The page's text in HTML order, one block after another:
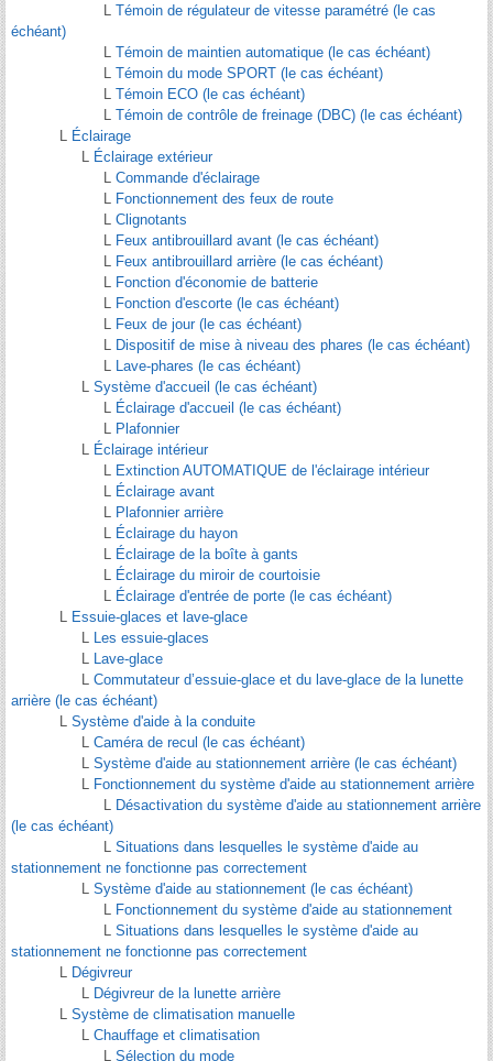
L Témoin de régulateur de vitesse paramétré (le cas
échéant)
L Témoin de maintien automatique (le cas échéant)
L Témoin du mode SPORT (le cas échéant)
L Témoin ECO (le cas échéant)
L Témoin de contrôle de freinage (DBC) (le cas échéant)
L Éclairage
L Éclairage extérieur
L Commande d'éclairage
L Fonctionnement des feux de route
L Clignotants
L Feux antibrouillard avant (le cas échéant)
L Feux antibrouillard arrière (le cas échéant)
L Fonction d'économie de batterie
L Fonction d'escorte (le cas échéant)
L Feux de jour (le cas échéant)
L Dispositif de mise à niveau des phares (le cas échéant)
L Lave-phares (le cas échéant)
L Système d'accueil (le cas échéant)
L Éclairage d'accueil (le cas échéant)
L Plafonnier
L Éclairage intérieur
L Extinction AUTOMATIQUE de l'éclairage intérieur
L Éclairage avant
L Plafonnier arrière
L Éclairage du hayon
L Éclairage de la boîte à gants
L Éclairage du miroir de courtoisie
L Éclairage d'entrée de porte (le cas échéant)
L Essuie-glaces et lave-glace
L Les essuie-glaces
L Lave-glace
L Commutateur d’essuie-glace et du lave-glace de la lunette
arrière (le cas échéant)
L Système d'aide à la conduite
L Caméra de recul (le cas échéant)
L Système d'aide au stationnement arrière (le cas échéant)
L Fonctionnement du système d'aide au stationnement arrière
L Désactivation du système d'aide au stationnement arrière
(le cas échéant)
L Situations dans lesquelles le système d'aide au
stationnement ne fonctionne pas correctement
L Système d'aide au stationnement (le cas échéant)
L Fonctionnement du système d'aide au stationnement
L Situations dans lesquelles le système d'aide au
stationnement ne fonctionne pas correctement
L Dégivreur
L Dégivreur de la lunette arrière
L Système de climatisation manuelle
L Chauffage et climatisation
L Sélection du mode